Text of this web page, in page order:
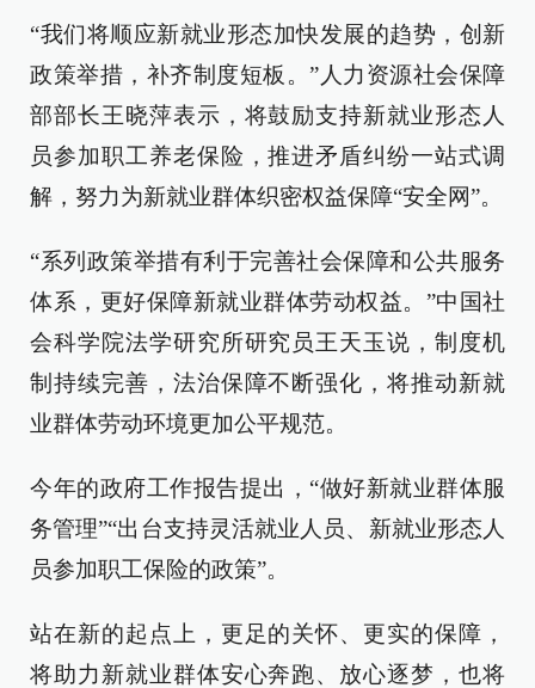
“我们将顺应新就业形态加快发展的趋势，创新
政策举措，补齐制度短板。”人力资源社会保障
部部长王晓萍表示，将鼓励支持新就业形态人
员参加职工养老保险，推进矛盾纠纷一站式调
解，努力为新就业群体织密权益保障“安全网”。
“系列政策举措有利于完善社会保障和公共服务
体系，更好保障新就业群体劳动权益。”中国社
会科学院法学研究所研究员王天玉说，制度机
制持续完善，法治保障不断强化，将推动新就
业群体劳动环境更加公平规范。
今年的政府工作报告提出，“做好新就业群体服
务管理”“出台支持灵活就业人员、新就业形态人
员参加职工保险的政策”。
站在新的起点上，更足的关怀、更实的保障，
将助力新就业群体安心奔跑、放心逐梦，也将